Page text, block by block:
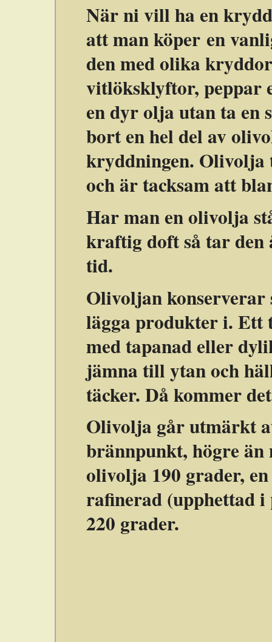
När ni vill ha en
att man köper en
den med olika
vitlöksklyftor, peppar
en dyr olja utan ta en
bort en hel del av
kryddningen.
och är tacksam att
Har man en olivolja
kraftig doft så tar den
tid.
Olivoljan konserverar
lägga produkter i.
med tapanad eller
jämna till ytan och
täcker. Då kommer
Olivolja går utmärkt
brännpunkt, högre
olivolja 190 grader,
rafinerad (upphettad
220 grader.